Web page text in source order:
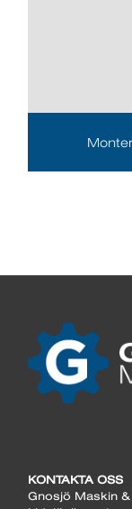
KONTAKTA OSS
Gnosjö Maskin